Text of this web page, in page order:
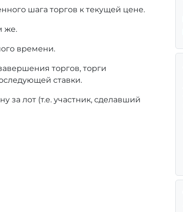
шага торгов к текущей цене.
же.
времени.
торгов, торги
ставки.
лот (т.е. участник, сделавший